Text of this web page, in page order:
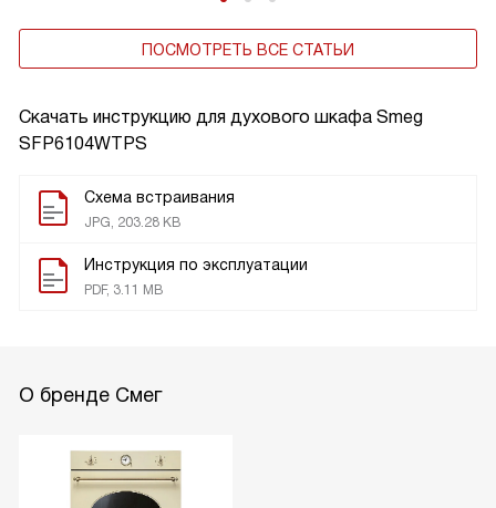
Скачать инструкцию для духового шкафа Smeg
SFP6104WTPS
Схема встраивания
JPG, 203.28 KB
Инструкция по эксплуатации
PDF, 3.11 MB
ПОСМОТРЕТЬ ВСЕ СТАТЬИ
О бренде Смег